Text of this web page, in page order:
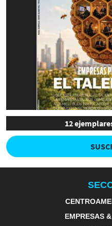
12
EMPRESAS